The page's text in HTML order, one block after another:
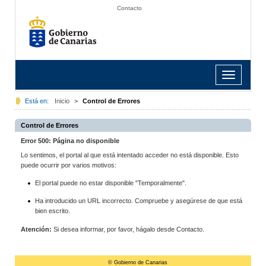
Contacto
Toggle
navigation
Está en: Inicio > Control de Errores
Control de Errores
Error 500: Página no disponible
Lo sentimos, el portal al que está intentado acceder no está disponible. Esto
puede ocurrir por varios motivos:
El portal puede no estar disponible "Temporalmente".
Ha introducido un URL incorrecto. Compruebe y asegúrese de que está
bien escrito.
Atención: Si desea informar, por favor, hágalo desde Contacto.
© Gobierno de Canarias